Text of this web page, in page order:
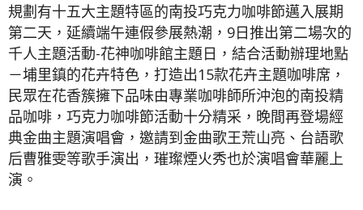
規劃有十五大主題特區的南投巧克力咖啡節邁入展期
第二天，延續端午連假參展熱潮，9日推出第二場次的
千人主題活動-花神咖啡館主題日，結合活動辦理地點
－埔里鎮的花卉特色，打造出15款花卉主題咖啡席，
民眾在花香簇擁下品味由專業咖啡師所沖泡的南投精
品咖啡，巧克力咖啡節活動十分精采，晚間再登場經
典金曲主題演唱會，邀請到金曲歌王荒山亮、台語歌
后曹雅雯等歌手演出，璀璨煙火秀也於演唱會華麗上
演。